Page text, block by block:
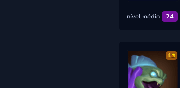
nível médio 24
4